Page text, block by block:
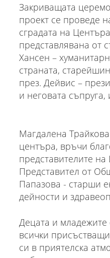
Закриващата
проект се проведе
сградата на
представлявана от
Хансен –
страната,
през. Дейвис –
и неговата
Магдалена
центъра, връчи
представителите на
Представител от
Папазова - старши
дейности и
Децата и младежите
всички
си в приятелска